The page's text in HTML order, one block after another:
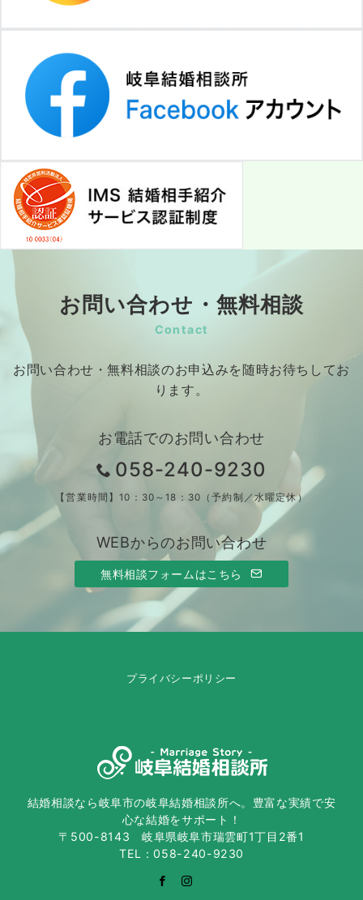
お問い合わせ・無料相談
Contact
お問い合わせ・無料相談のお申込みを随時お待ちしてお
ります。
お電話でのお問い合わせ
058-240-9230
【営業時間】10：30～18：30（予約制／水曜定休）
WEBからのお問い合わせ
無料相談フォームはこちら
プライバシーポリシー
結婚相談なら岐阜市の岐阜結婚相談所へ。豊富な実績で安
心な結婚をサポート！
〒500-8143 岐阜県岐阜市瑞雲町1丁目2番1
TEL：058-240-9230